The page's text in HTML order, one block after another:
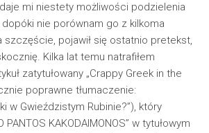
mi niestety możliwości podzielenia
nie porównam go z kilkoma
szczęście, pojawił się ostatnio pretekst,
Kilka lat temu natrafiłem
zatytułowany „Crappy Greek in the
poprawne tłumaczenie:
w Gwieździstym Rubinie?”), który
PANTOS KAKODAIMONOS” w tytułowym